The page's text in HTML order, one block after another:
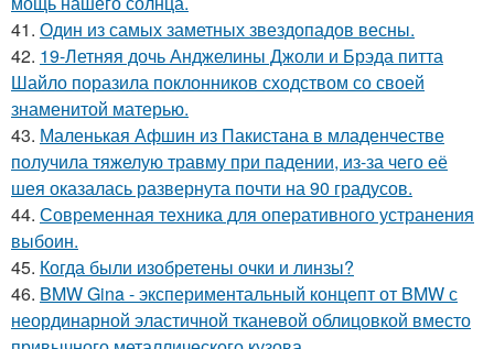
41. Один из самых заметных звездопадов весны.
42. 19-Летняя дочь Анджелины Джоли и Брэда питта
Шайло поразила поклонников сходством со своей
знаменитой матерью.
43. Маленькая Афшин из Пакистана в младенчестве
получила тяжелую травму при падении, из-за чего её
шея оказалась развернута почти на 90 градусов.
44. Современная техника для оперативного устранения
выбоин.
45. Когда были изобретены очки и линзы?
46. BMW Gina - экспериментальный концепт от BMW с
неординарной эластичной тканевой облицовкой вместо